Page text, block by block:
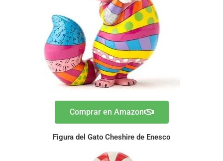
Comprar en Amazon
Figura del Gato Cheshire de Enesco